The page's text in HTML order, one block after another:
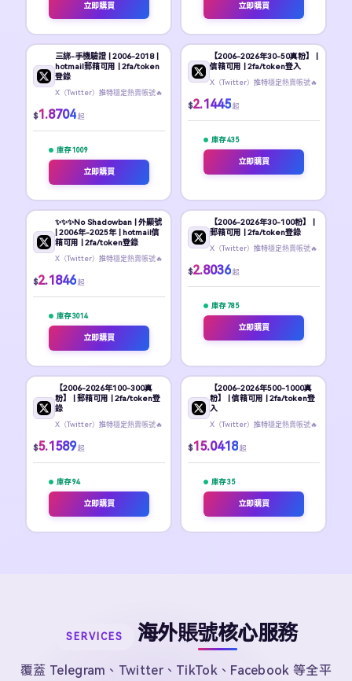
立即購買 立即購買
三綁-手機驗證 | 2006-2018 |
hotmail郵箱可用 | 2fa/token
登錄
X（Twitter）推特穩定熱賣帳號🔥
$1.8704 起
庫存 1009
立即購買
【2006-2026年30-50真粉】 |
信箱可用 | 2fa/token登入
X（Twitter）推特穩定熱賣帳號🔥
$2.1445 起
庫存 435
立即購買
✨️✨️✨️No Shadowban | 外顯號
| 2006年-2025年 | hotmail信
箱可用 | 2fa/token登錄
X（Twitter）推特穩定熱賣帳號🔥
$2.1846 起
庫存 3014
立即購買
【2006-2026年30-100粉】 |
郵箱可用 | 2fa/token登錄
X（Twitter）推特穩定熱賣帳號🔥
$2.8036 起
庫存 785
立即購買
【2006-2026年100-300真
粉】 | 郵箱可用 | 2fa/token登
錄
X（Twitter）推特穩定熱賣帳號🔥
$5.1589 起
庫存 94
立即購買
【2006-2026年500-1000真
粉】 | 信箱可用 | 2fa/token登
入
X（Twitter）推特穩定熱賣帳號🔥
$15.0418 起
庫存 35
立即購買
SERVICES 海外賬號核心服務
覆蓋 Telegram、Twitter、TikTok、Facebook 等全平